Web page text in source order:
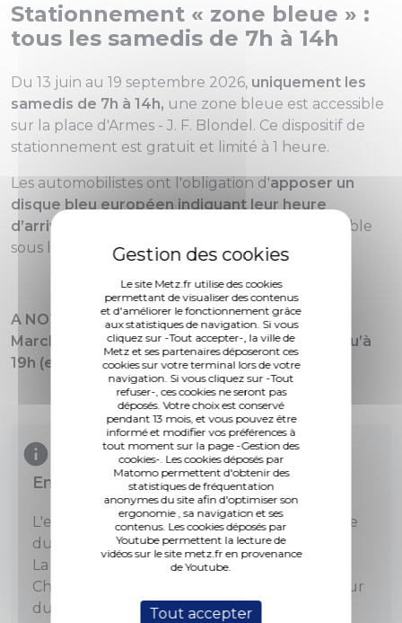
Le site Metz.fr utilise des cookies
permettant de visualiser des contenus
et d'améliorer le fonctionnement grâce
aux statistiques de navigation. Si vous
cliquez sur -Tout accepter-, la ville de
Metz et ses partenaires déposeront ces
cookies sur votre terminal lors de votre
navigation. Si vous cliquez sur -Tout
refuser-, ces cookies ne seront pas
déposés. Votre choix est conservé
pendant 13 mois, et vous pouvez être
informé et modifier vos préférences à
tout moment sur la page -Gestion des
cookies-. Les cookies déposés par
Matomo permettent d'obtenir des
statistiques de fréquentation
anonymes du site afin d'optimiser son
ergonomie , sa navigation et ses
contenus. Les cookies déposés par
Youtube permettent la lecture de
vidéos sur le site metz.fr en provenance
de Youtube.
Tout accepter
Stationnement « zone bleue » :
tous les samedis de 7h à 14h
Du 13 juin au 19 septembre 2026, uniquement les
samedis de 7h à 14h, une zone bleue est accessible
sur la place d'Armes - J. F. Blondel. Ce dispositif de
stationnement est gratuit et limité à 1 heure.
Les automobilistes ont l'obligation d'apposer un
disque bleu européen indiquant leur heure
d’arrivée.
Ce disque doit être posé de façon visible
sous le pare-brise, à l'avant du véhicule.
A NOTER : Le stationnement dans la cour du
Marché couvert est prolongé le vendredi jusqu’à
19h (et non plus condamné dès 14 heures)
Entrée et sortie du parking provisoire
L'entrée du parking se fait du côté de l'Office
du tourisme.
La sortie du parking se fait via les rues du
Chanoine Collin et du Haut Poirier ou du Four
du Cloître et du Vivier.